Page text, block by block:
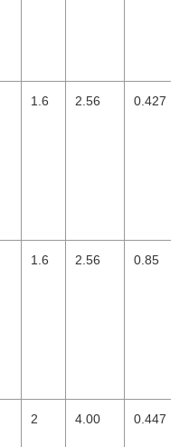
1.6 2.56 0.427
1.6 2.56 0.85
2 4.00 0.447